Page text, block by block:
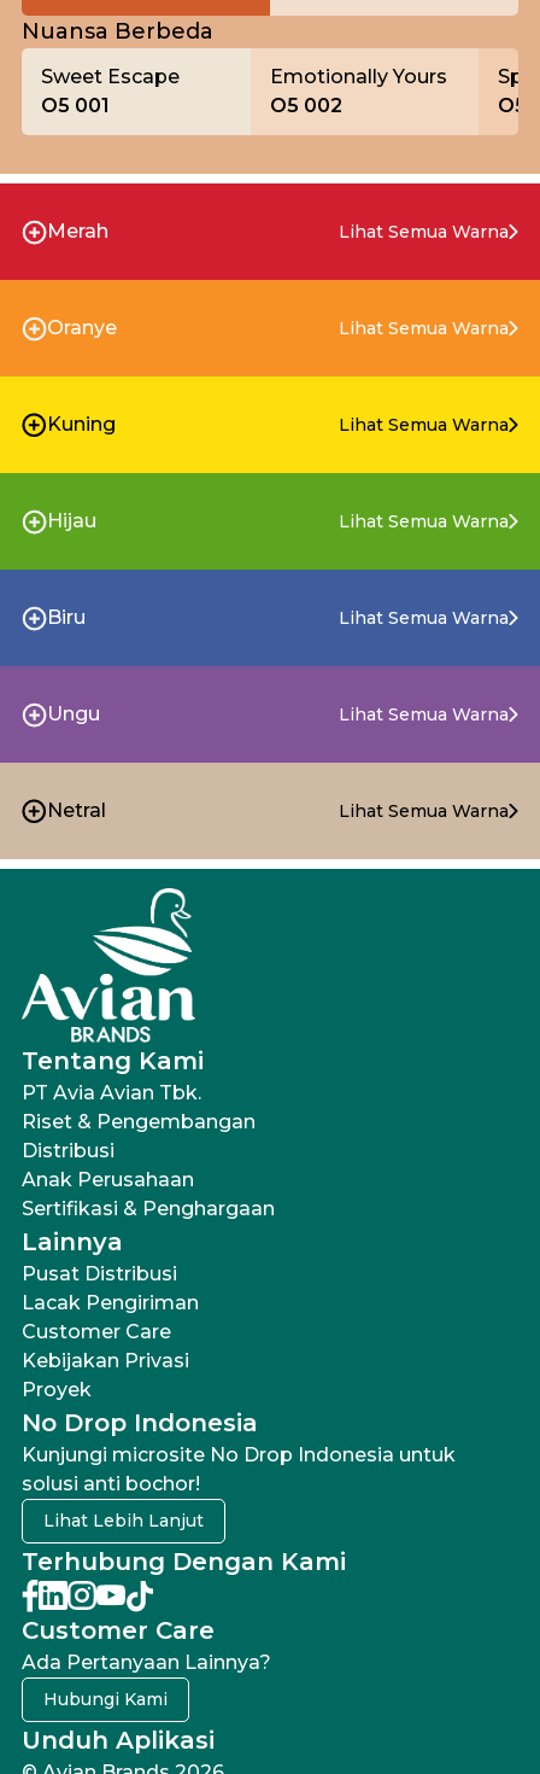
Nuansa Berbeda
Sweet Escape
O5 001
Emotionally Yours
O5 002
O5
Merah Lihat Semua Warna
Oranye Lihat Semua Warna
Kuning Lihat Semua Warna
Hijau Lihat Semua Warna
Biru Lihat Semua Warna
Ungu Lihat Semua Warna
Netral Lihat Semua Warna
Tentang Kami
PT Avia Avian Tbk.
Riset & Pengembangan
Distribusi
Anak Perusahaan
Sertifikasi & Penghargaan
Lainnya
Pusat Distribusi
Lacak Pengiriman
Customer Care
Kebijakan Privasi
Proyek
No Drop Indonesia
Kunjungi microsite No Drop Indonesia untuk
solusi anti bochor!
Lihat Lebih Lanjut
Terhubung Dengan Kami
Customer Care
Ada Pertanyaan Lainnya?
Hubungi Kami
Unduh Aplikasi